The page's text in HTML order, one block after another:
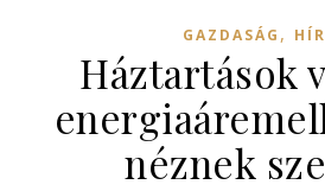
GAZDASÁG ,
Háztartások
néznek